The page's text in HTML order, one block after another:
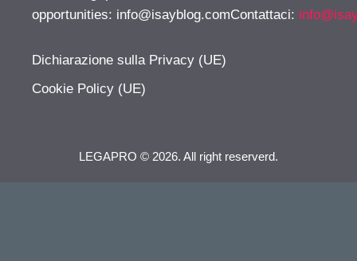
opportunities: info@isayblog.comContattaci:
Dichiarazione sulla Privacy (UE)
Cookie Policy (UE)
LEGAPRO © 2026. All right reserverd.